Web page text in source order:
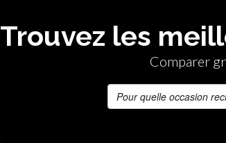
Trouvez les
Comparer